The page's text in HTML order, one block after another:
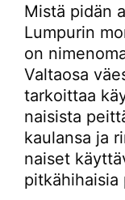
Mistä pidän
Lumpurin
on
Valtaosa
tarkoittaa
naisista
kaulansa ja
naiset
pitkähihaisia